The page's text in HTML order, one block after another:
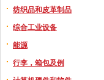
纺织品和皮革制品
综合工业设备
能源
行李，箱包及例